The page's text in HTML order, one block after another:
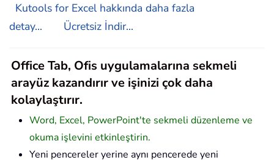
Kutools for Excel hakkında daha fazla
detay...
Ücretsiz İndir...
Office Tab, Ofis uygulamalarına sekmeli
arayüz kazandırır ve işinizi çok daha
kolaylaştırır.
Word, Excel, PowerPoint'te sekmeli düzenleme ve
okuma işlevini etkinleştirin.
Yeni pencereler yerine aynı pencerede yeni